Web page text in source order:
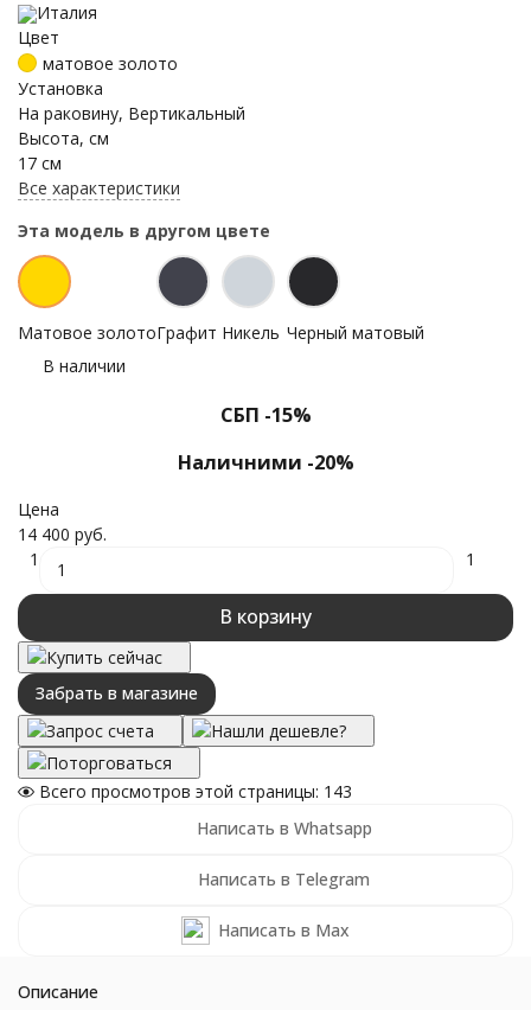
Италия
Цвет
матовое золото
Установка
На раковину, Вертикальный
Высота, см
17 см
Все характеристики
Эта модель в другом цвете
Матовое золотоГрафит Никель Черный матовый
В наличии
СБП -15%
Наличними -20%
Цена
14 400 руб.
1
1
В корзину
Купить сейчас
Забрать в магазине
Запрос счета
Нашли дешевле?
Поторговаться
Всего просмотров этой страницы: 143
Написать в Whatsapp
Написать в Telegram
Написать в Max
Описание